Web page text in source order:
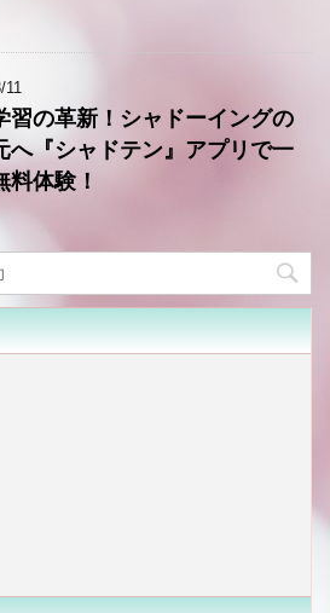
11
習の革新！シャドーイングの
へ『シャドテン』アプリで一
料体験！